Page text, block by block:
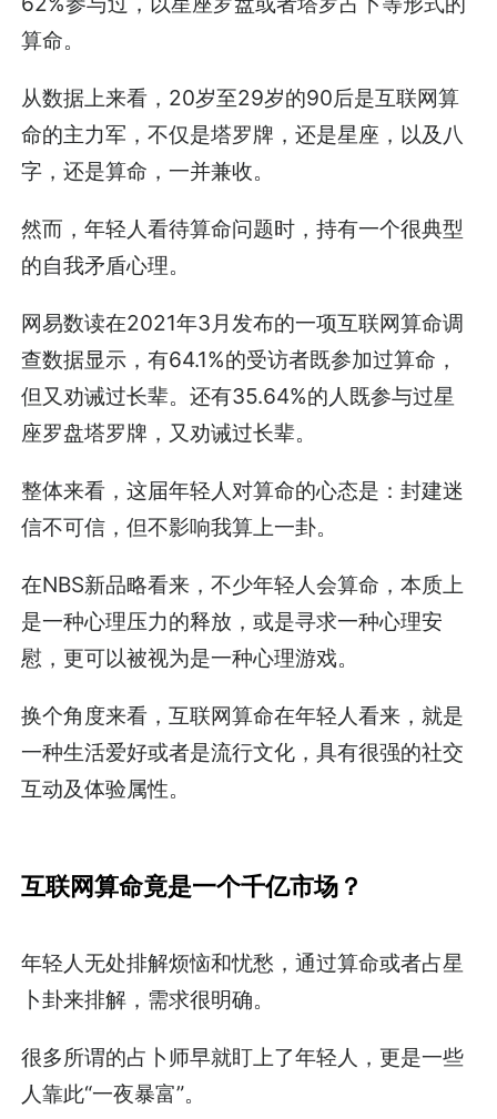
算命。
从数据上来看，20岁至29岁的90后是互联网算
命的主力军，不仅是塔罗牌，还是星座，以及八
字，还是算命，一并兼收。
然而，年轻人看待算命问题时，持有一个很典型
的自我矛盾心理。
网易数读在2021年3月发布的一项互联网算命调
查数据显示，有64.1%的受访者既参加过算命，
但又劝诫过长辈。还有35.64%的人既参与过星
座罗盘塔罗牌，又劝诫过长辈。
整体来看，这届年轻人对算命的心态是：封建迷
信不可信，但不影响我算上一卦。
在NBS新品略看来，不少年轻人会算命，本质上
是一种心理压力的释放，或是寻求一种心理安
慰，更可以被视为是一种心理游戏。
换个角度来看，互联网算命在年轻人看来，就是
一种生活爱好或者是流行文化，具有很强的社交
互动及体验属性。
互联网算命竟是一个千亿市场？
年轻人无处排解烦恼和忧愁，通过算命或者占星
卜卦来排解，需求很明确。
很多所谓的占卜师早就盯上了年轻人，更是一些
人靠此“一夜暴富”。